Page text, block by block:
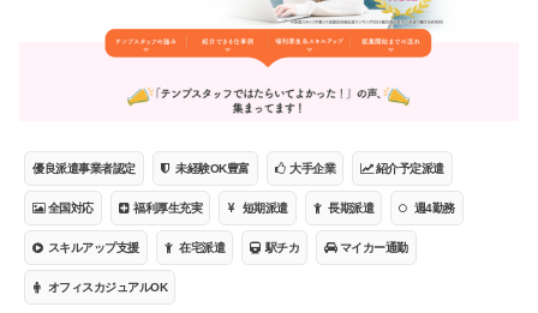
優良派遣事業者認定 未経験OK豊富 大手企業 紹介予定派遣
全国対応 福利厚生充実 短期派遣 長期派遣 週4勤務
スキルアップ支援 在宅派遣 駅チカ マイカー通勤
オフィスカジュアルOK